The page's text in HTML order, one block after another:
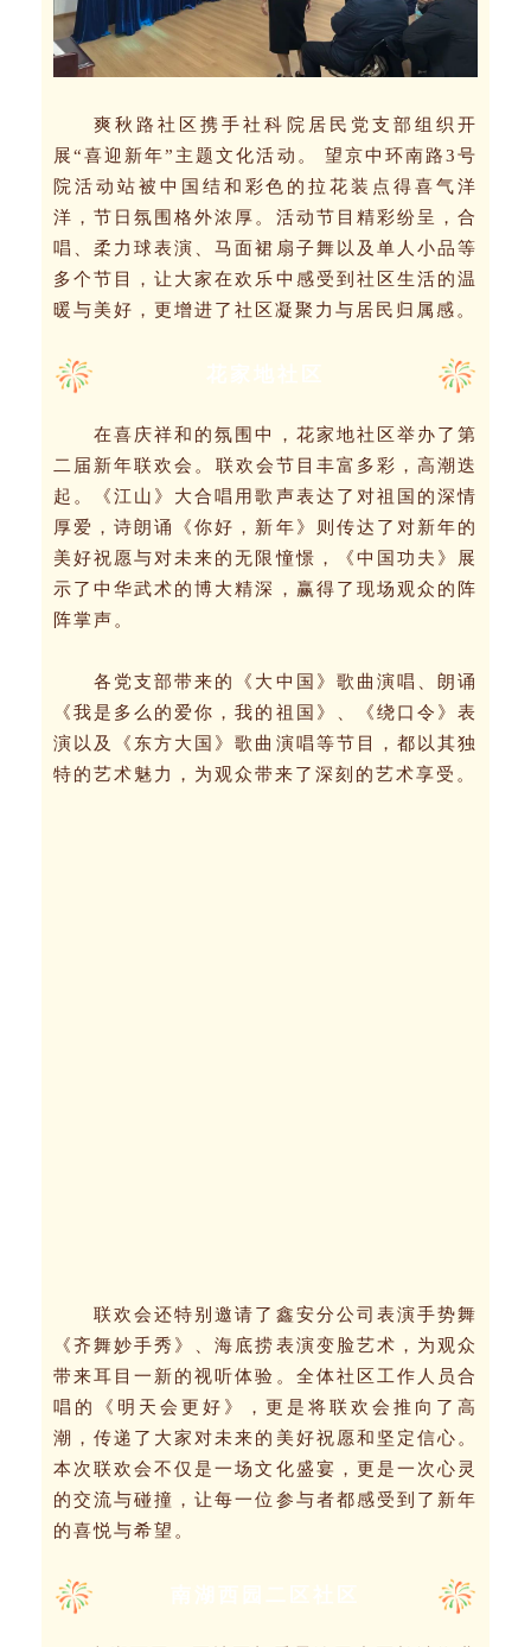
爽秋路社区携手社科院居民党支部组织开
展“喜迎新年”主题文化活动。 望京中环南路3号
院活动站被中国结和彩色的拉花装点得喜气洋
洋，节日氛围格外浓厚。活动节目精彩纷呈，合
唱、柔力球表演、马面裙扇子舞以及单人小品等
多个节目，让大家在欢乐中感受到社区生活的温
暖与美好，更增进了社区凝聚力与居民归属感。
在喜庆祥和的氛围中，花家地社区举办了第
二届新年联欢会。 联欢会节目丰富多彩，高潮迭
起。《江山》大合唱用歌声表达了对祖国的深情
厚爱，诗朗诵《你好，新年》则传达了对新年的
美好祝愿与对未来的无限憧憬，《中国功夫》展
示了中华武术的博大精深，赢得了现场观众的阵
阵掌声。
各党支部带来的《大中国》歌曲演唱、朗诵
《我是多么的爱你，我的祖国》、《绕口令》表
演以及《东方大国》歌曲演唱等节目，都以其独
特的艺术魅力，为观众带来了深刻的艺术享受。
联欢会还特别邀请了鑫安分公司表演手势舞
《齐舞妙手秀》、海底捞表演变脸艺术，为观众
带来耳目一新的视听体验。全体社区工作人员合
唱的《明天会更好》，更是将联欢会推向了高
潮，传递了大家对未来的美好祝愿和坚定信心。
本次联欢会不仅是一场文化盛宴，更是一次心灵
的交流与碰撞，让每一位参与者都感受到了新年
的喜悦与希望。